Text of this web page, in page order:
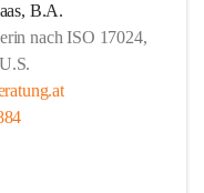
B.A.
nach ISO 17024,